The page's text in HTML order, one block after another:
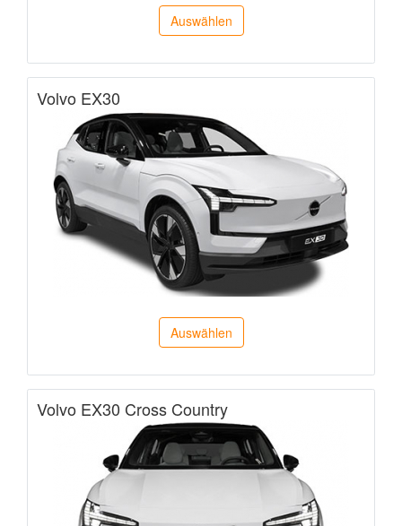
Auswählen
Volvo EX30
Auswählen
Volvo EX30 Cross Country